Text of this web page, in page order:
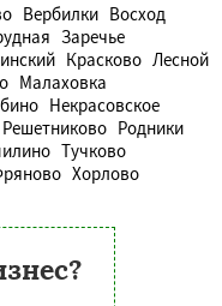
Вербилки Восход
Заречье
Красково Лесной
Малаховка
Некрасовское
Решетниково Родники
Тучково
Хорлово